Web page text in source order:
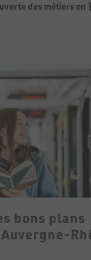
des métiers
bons plans